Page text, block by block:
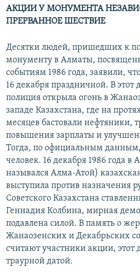
АКЦИИ У МОНУМЕНТА
ПРЕРВАННОЕ ШЕСТВИЕ
Десятки людей, пришедших к
монументу в Алматы,
событиям 1986 года, заявили,
16 декабря праздничной. В этот
полиция открыла огонь в
западе Казахстана, где на
месяцев бастовали нефтяники,
повышения зарплаты и
Тогда, по официальным данным,
человек. 16 декабря 1986 года в
назывался Алма-Атой)
выступила против назначения
Советского Казахстана
Геннадия Колбина, мирная
подавлена силой. В память о
Жанаозенских и Декабрьских
считают участники акции, этот
траурной датой.